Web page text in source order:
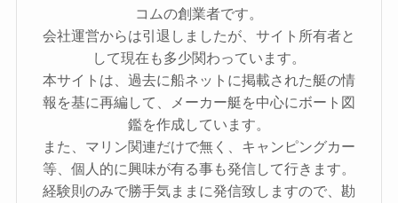
コムの創業者です。
会社運営からは引退しましたが、サイト所有者と
して現在も多少関わっています。
本サイトは、過去に船ネットに掲載された艇の情
報を基に再編して、メーカー艇を中心にボート図
鑑を作成しています。
また、マリン関連だけで無く、キャンピングカー
等、個人的に興味が有る事も発信して行きます。
経験則のみで勝手気ままに発信致しますので、勘